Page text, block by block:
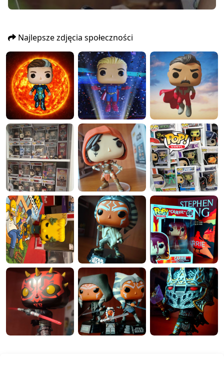
Najlepsze zdjęcia społeczności